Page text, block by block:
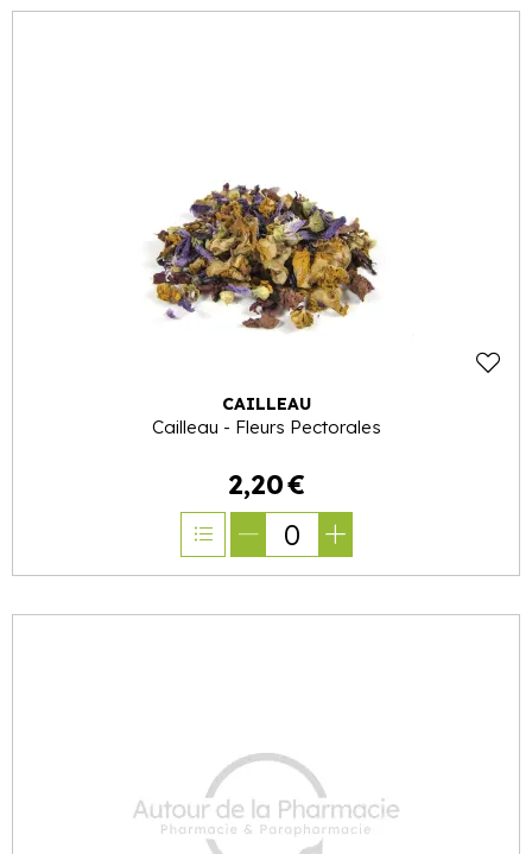
CAILLEAU
Cailleau - Fleurs Pectorales
2,20€
0